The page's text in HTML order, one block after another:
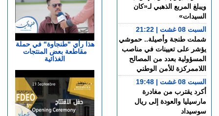
هذا رأي "طنجاوة" في حملة
مقاطعة بعض المنتجات
الغذائية
ويبلغ المربع الذهبي لـ«كان
السيدات»
السبت 08 غشت | 21:22
شملت طنجة وأصيلة.. حموشي
يؤشر على تعيينات في مناصب
المسؤولية بعدد من المصالح
اللاممركزة للأمن الوطني
السبت 08 غشت | 19:48
أكرد يقترب من مغادرة
مارسيليا والعودة إلى ريال
سوسيداد